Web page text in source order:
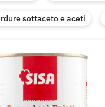
sottaceto e aceti